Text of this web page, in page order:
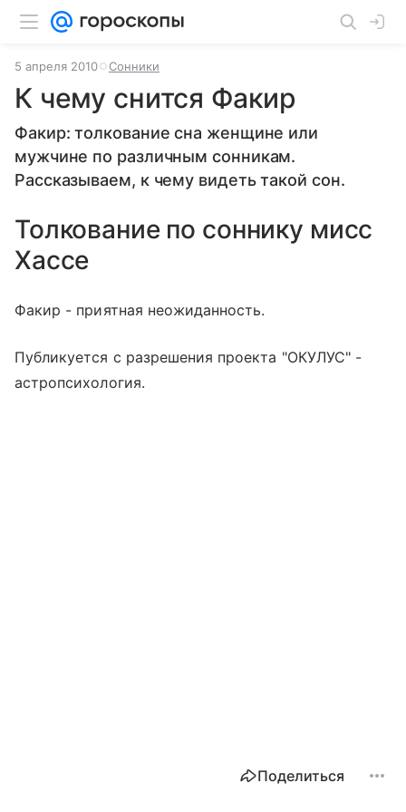
5 апреля 2010 Сонники
К чему снится Факир
Факир: толкование сна женщине или
мужчине по различным сонникам.
Рассказываем, к чему видеть такой сон.
Толкование по соннику мисс
Хассе
Факир - приятная неожиданность.
Публикуется с разрешения проекта "ОКУЛУС" -
астропсихология.
Поделиться